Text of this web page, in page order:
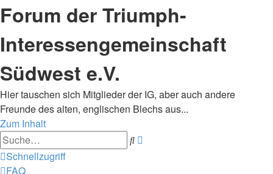
Forum der Triumph-
Interessengemeinschaft
Südwest e.V.
Hier tauschen sich Mitglieder der IG, aber auch andere
Freunde des alten, englischen Blechs aus...
Zum Inhalt
Suche
Schnellzugriff
FAQ